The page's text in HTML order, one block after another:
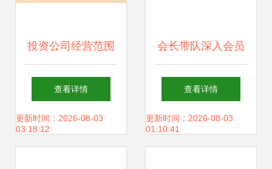
投资公司经营范围
界定 聚焦实业投资
的合法路径与策略
查看详情
更新时间：2026-08-03
03:18:12
会长带队深入会员
企业走访调研 聚焦
实业投资助力发展
查看详情
更新时间：2026-08-03
01:10:41